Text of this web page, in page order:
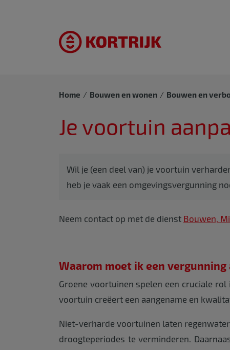
Home Bouwen en wonen Bouwen en
Je voortuin
Wil je (een deel van) je voortuin
heb je vaak een omgevingsvergunning
Neem contact op met de dienst Bouwen,
Waarom moet ik een vergunning
Groene voortuinen spelen een cruciale
voortuin creëert een aangename en
Niet-verharde voortuinen laten
droogteperiodes te verminderen.